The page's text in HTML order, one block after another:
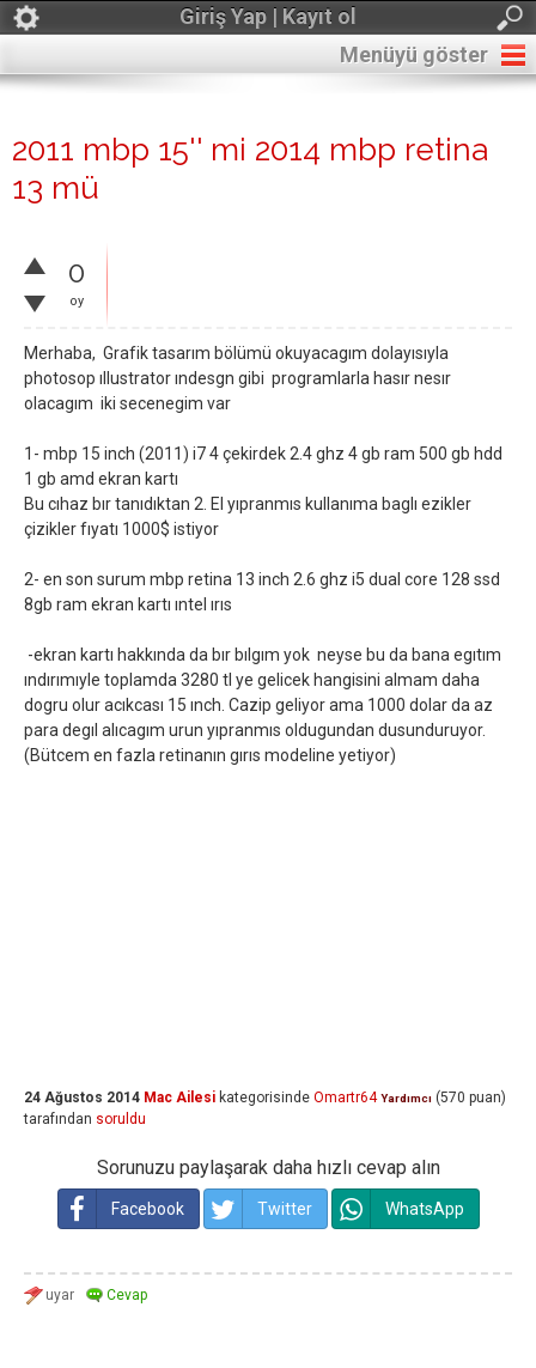
Giriş Yap | Kayıt ol
Menüyü göster
2011 mbp 15'' mi 2014 mbp retina
13 mü
0
oy
Merhaba, Grafik tasarım bölümü okuyacagım dolayısıyla
photosop ıllustrator ındesgn gibi programlarla hasır nesır
olacagım iki secenegim var
1- mbp 15 inch (2011) i7 4 çekirdek 2.4 ghz 4 gb ram 500 gb hdd
1 gb amd ekran kartı
Bu cıhaz bır tanıdıktan 2. El yıpranmıs kullanıma baglı ezikler
çizikler fıyatı 1000$ istiyor
2- en son surum mbp retina 13 inch 2.6 ghz i5 dual core 128 ssd
8gb ram ekran kartı ıntel ırıs
-ekran kartı hakkında da bır bılgım yok neyse bu da bana egıtım
ındırımıyle toplamda 3280 tl ye gelicek hangisini almam daha
dogru olur acıkcası 15 ınch. Cazip geliyor ama 1000 dolar da az
para degıl alıcagım urun yıpranmıs oldugundan dusunduruyor.
(Bütcem en fazla retinanın gırıs modeline yetiyor)
24 Ağustos 2014 Mac Ailesi kategorisinde Omartr64 Yardımcı (570 puan)
tarafından soruldu
Sorunuzu paylaşarak daha hızlı cevap alın
Facebook Twitter WhatsApp